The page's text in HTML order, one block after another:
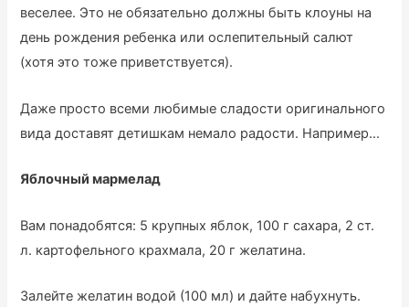
веселее. Это не обязательно должны быть клоуны на
день рождения ребенка или ослепительный салют
(хотя это тоже приветствуется).
Даже просто всеми любимые сладости оригинального
вида доставят детишкам немало радости. Например…
Яблочный мармелад
Вам понадобятся: 5 крупных яблок, 100 г сахара, 2 ст.
л. картофельного крахмала, 20 г желатина.
Залейте желатин водой (100 мл) и дайте набухнуть.